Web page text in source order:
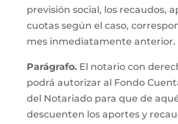
previsión social, los recaudos,
cuotas según el caso,
mes inmediatamente anterior.
Parágrafo.El notario con
podrá autorizar al Fondo
del Notariado para que de
descuenten los aportes y